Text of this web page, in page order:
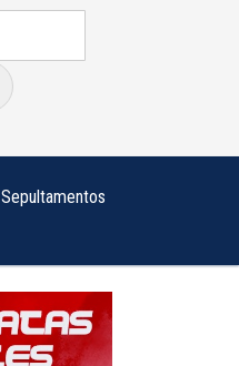
Sepultamentos